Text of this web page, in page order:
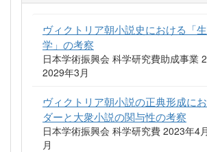
ヴィクトリア朝小説史における「
学」の考察
日本学術振興会 科学研究費助成事業
2029年3月
ヴィクトリア朝小説の正典形成に
ダーと大衆小説の関与性の考察
日本学術振興会 科学研究費 2023年4
月